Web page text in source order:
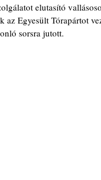
elutasító
az Egyesült Tórapártot
sorsra jutott.